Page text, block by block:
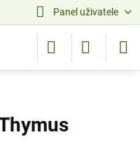
Panel uživatele